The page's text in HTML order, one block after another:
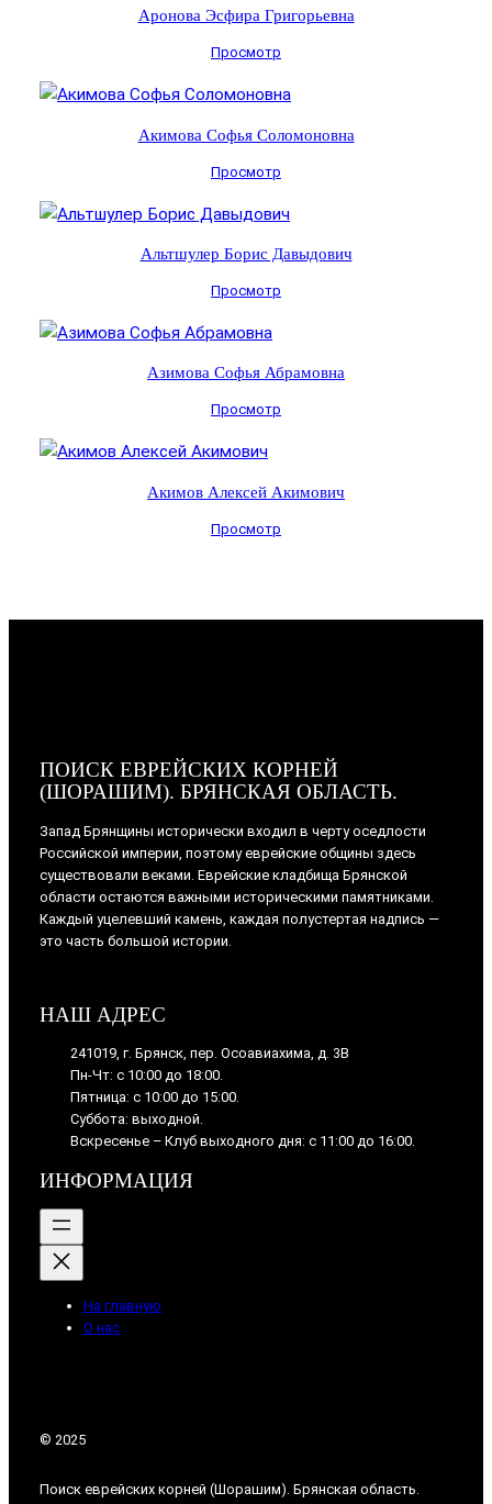
Аронова Эсфира Григорьевна
Просмотр
Акимова Софья Соломоновна
Просмотр
Альтшулер Борис Давыдович
Просмотр
Азимова Софья Абрамовна
Просмотр
Акимов Алексей Акимович
Просмотр
ПОИСК ЕВРЕЙСКИХ КОРНЕЙ
(ШОРАШИМ). БРЯНСКАЯ ОБЛАСТЬ.
Запад Брянщины исторически входил в черту оседлости
Российской империи, поэтому еврейские общины здесь
существовали веками. Еврейские кладбища Брянской
области остаются важными историческими памятниками.
Каждый уцелевший камень, каждая полустертая надпись —
это часть большой истории.
НАШ АДРЕС
241019, г. Брянск, пер. Осоавиахима, д. 3В
Пн-Чт: с 10:00 до 18:00.
Пятница: с 10:00 до 15:00.
Суббота: выходной.
Вскресенье – Клуб выходного дня: с 11:00 до 16:00.
ИНФОРМАЦИЯ
На главную
О нас
© 2025
Поиск еврейских корней (Шорашим). Брянская область.